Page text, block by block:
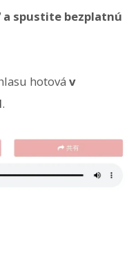
spustite bezplatnú
hotová v
.